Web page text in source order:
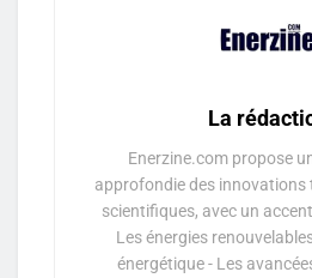
La
Enerzine.com propose
approfondie des innovations
scientifiques, avec un
Les énergies
énergétique - Les